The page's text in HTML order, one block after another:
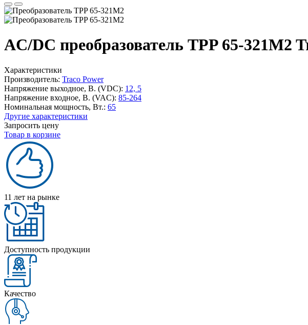
AC/DC преобразователь TPP 65-321M2
Характеристики
Производитель: Traco Power
Напряжение выходное, В. (VDC): 12, 5
Напряжение входное, В. (VAC): 85-264
Номинальная мощность, Вт.: 65
Другие характеристики
Запросить цену
Товар в корзине
11 лет на рынке
Доступность продукции
Качество